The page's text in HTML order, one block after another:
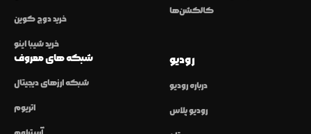
خرید دوج کوین
خرید شیبا اینو
کالکشن‌ها
شبکه های معروف
شبکه ارزهای دیجیتال
اتریوم
رودیو
درباره رودیو
رودیو پلاس